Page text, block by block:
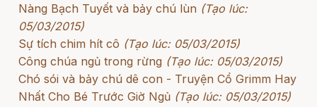
Nàng Bạch Tuyết và bảy chú lùn (Tạo lúc:
05/03/2015)
Sự tích chim hít cô (Tạo lúc: 05/03/2015)
Công chúa ngủ trong rừng (Tạo lúc: 05/03/2015)
Chó sói và bảy chú dê con - Truyện Cổ Grimm Hay
Nhất Cho Bé Trước Giờ Ngủ (Tạo lúc: 05/03/2015)